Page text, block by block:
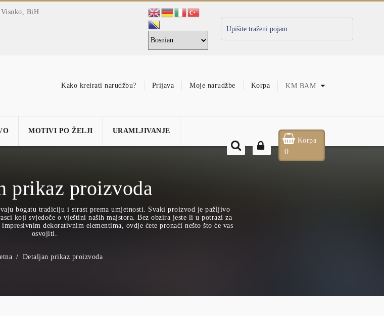
BiH
Kako kreirati narudžbu? Prijava Moje narudžbe Korpa KM BAM
MOTIVI PO ŽELJI URAMLJIVANJE
Korpa
0
prikaz proizvoda
bogatu tradiciju i strast prema umjetnosti. Svaki proizvod je pažljivo
koji svjedoče o vještini naših majstora. Bez obzira jeste li u potrazi za
dekorativnim elementima, ovdje ćete pronaći nešto što će vas
osvojiti.
Detaljan prikaz proizvoda